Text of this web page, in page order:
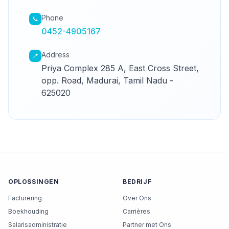
📞 Phone
0452-4905167
📍 Address
Priya Complex 285 A, East Cross Street,
opp. Road, Madurai, Tamil Nadu -
625020
OPLOSSINGEN
Facturering
Boekhouding
Salarisadministratie
BEDRIJF
Over Ons
Carrières
Partner met Ons